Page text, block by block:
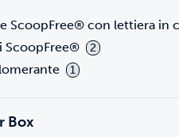
ScoopFree® con lettiera in
ScoopFree® 2
1
Box